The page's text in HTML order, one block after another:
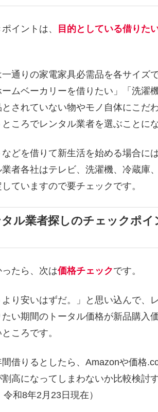
イントは、
目的としている借りた
通りの家電家具必需品を各サイズ
ームベーカリーを借りたい」「洗
されていない物やモノ自体にこだ
ころでレンタル業者を選ぶことに
どを借りて新生活を始める場合に
業者各社はテレビ、洗濯機、冷蔵庫
ていますので要チェックです。
ル業者探しのチェックポ
たら、次は価格チェックです。
より安いはずだ。」と思い込んで、
い期間のトータル価格が新品購入
ころです。
借りるとしたら、Amazonや価格
高になってしまわないか比較検討
和8年2月23日現在）